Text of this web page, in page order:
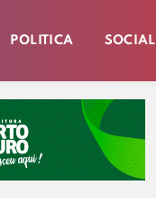
POLITICA SOCIAL